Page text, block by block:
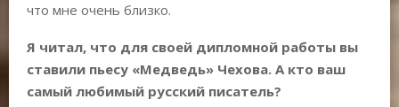
что мне очень близко.
Я читал, что для своей дипломной работы вы
ставили пьесу «Медведь» Чехова. А кто ваш
самый любимый русский писатель?